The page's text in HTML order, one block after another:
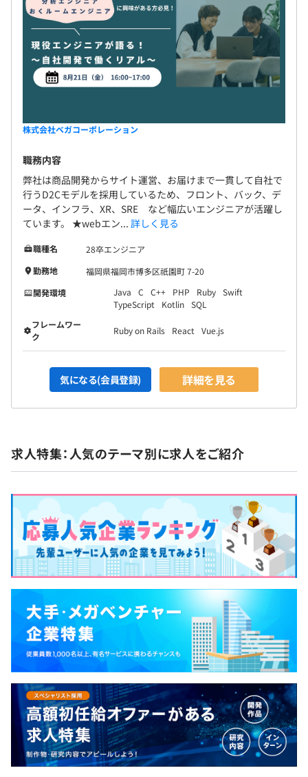
株式会社ベガコーポレーション
職務内容
弊社は商品開発からサイト運営、お届けまで一貫して自社で
行うD2Cモデルを採用しているため、フロント、バック、デ
ータ、インフラ、XR、SRE など幅広いエンジニアが活躍し
ています。 ★webエン... 詳しく見る
職種名
28卒エンジニア
勤務地
福岡県福岡市博多区祇園町 7-20
開発環境
Java C C++ PHP Ruby Swift
TypeScript
Kotlin SQL
フレームワー
ク
Ruby on Rails React Vue.js
気になる(会員登録) 詳細を見る
求人特集：人気のテーマ別に求人をご紹介